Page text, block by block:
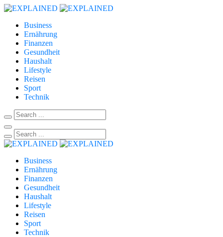
Business
Ernährung
Finanzen
Gesundheit
Haushalt
Lifestyle
Reisen
Sport
Technik
Business
Ernährung
Finanzen
Gesundheit
Haushalt
Lifestyle
Reisen
Sport
Technik